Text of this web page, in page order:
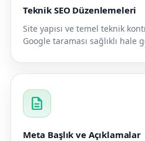
Teknik SEO Düzenlemeleri
Site yapısı ve temel teknik
Google taraması sağlıklı hale
description
Meta Başlık ve Açıklamalar